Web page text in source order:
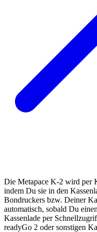
Die Metapace K-2 wird per
indem Du sie in den
Bondruckers bzw. Deiner
automatisch, sobald Du
Kassenlade per
readyGo 2 oder sonstigen